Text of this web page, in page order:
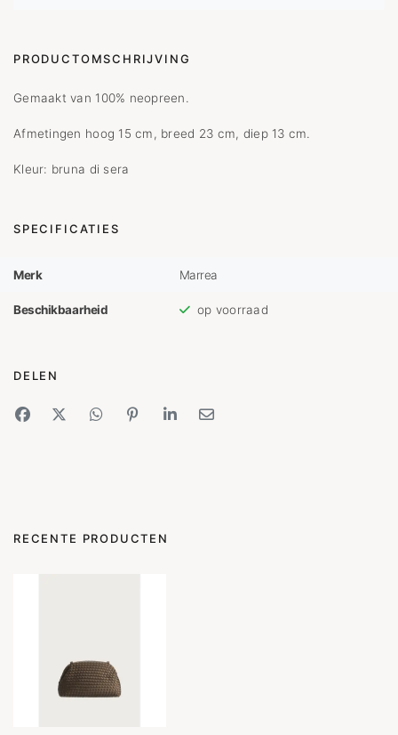
PRODUCTOMSCHRIJVING
Gemaakt van 100% neopreen.
Afmetingen hoog 15 cm, breed 23 cm, diep 13 cm.
Kleur: bruna di sera
SPECIFICATIES
Merk Marrea
Beschikbaarheid op voorraad
DELEN
RECENTE PRODUCTEN